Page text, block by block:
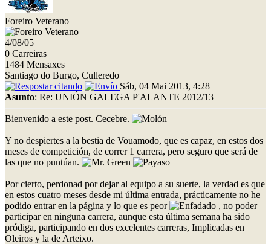
Foreiro Veterano
4/08/05
0 Carreiras
1484 Mensaxes
Santiago do Burgo, Culleredo
Sáb, 04 Mai 2013, 4:28
Asunto: Re: UNIÓN GALEGA P'ALANTE 2012/13
Bienvenido a este post. Cecebre.
Y no despiertes a la bestia de Vouamodo, que es capaz, en estos dos
meses de competición, de correr 1 carrera, pero seguro que será de
las que no puntúan.
Por cierto, perdonad por dejar al equipo a su suerte, la verdad es que
en estos cuatro meses desde mi última entrada, prácticamente no he
podido entrar en la página y lo que es peor
, no poder
participar en ninguna carrera, aunque esta última semana ha sido
pródiga, participando en dos excelentes carreras, Implicadas en
Oleiros y la de Arteixo.